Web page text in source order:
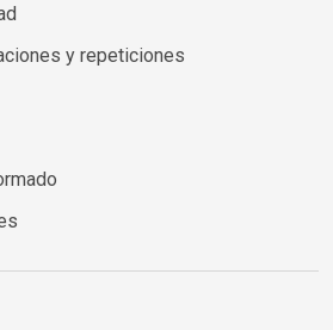
y repeticiones